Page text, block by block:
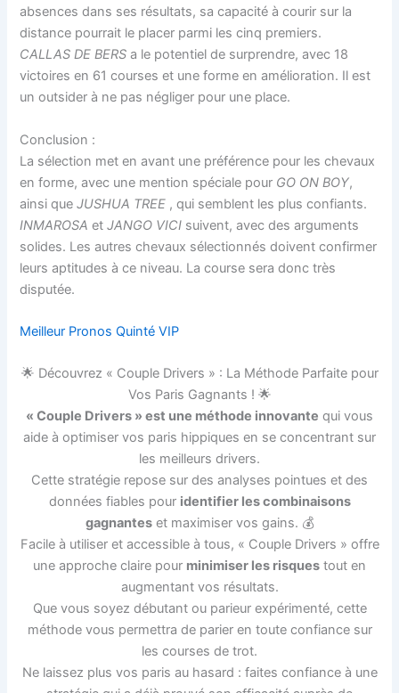
absences dans ses résultats, sa capacité à courir sur la
distance pourrait le placer parmi les cinq premiers.
CALLAS DE BERS a le potentiel de surprendre, avec 18
victoires en 61 courses et une forme en amélioration. Il est
un outsider à ne pas négliger pour une place.
Conclusion :
La sélection met en avant une préférence pour les chevaux
en forme, avec une mention spéciale pour GO ON BOY,
ainsi queJUSHUA TREE , qui semblent les plus confiants.
INMAROSA etJANGO VICI suivent, avec des arguments
solides. Les autres chevaux sélectionnés doivent confirmer
leurs aptitudes à ce niveau. La course sera donc très
disputée.
Meilleur Pronos Quinté VIP
🌟 Découvrez « Couple Drivers » : La Méthode Parfaite pour
Vos Paris Gagnants ! 🌟
« Couple Drivers » est une méthode innovante qui vous
aide à optimiser vos paris hippiques en se concentrant sur
les meilleurs drivers.
Cette stratégie repose sur des analyses pointues et des
données fiables pour identifier les combinaisons
gagnanteset maximiser vos gains. 💰
Facile à utiliser et accessible à tous, « Couple Drivers » offre
une approche claire pour minimiser les risques tout en
augmentant vos résultats.
Que vous soyez débutant ou parieur expérimenté, cette
méthode vous permettra de parier en toute confiance sur
les courses de trot.
Ne laissez plus vos paris au hasard : faites confiance à une